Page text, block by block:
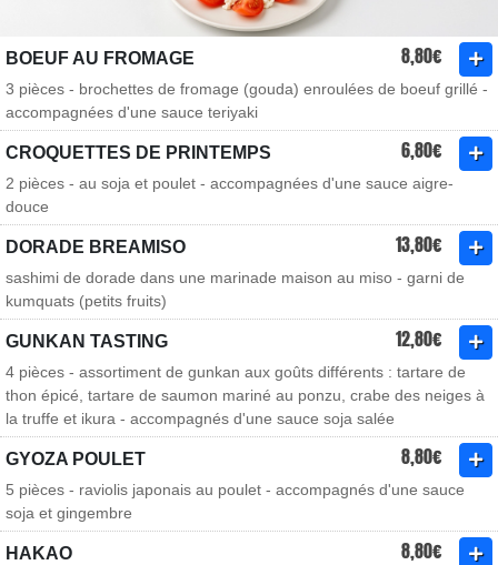
BOEUF AU FROMAGE 8,80€
3 pièces - brochettes de fromage (gouda) enroulées de boeuf grillé -
accompagnées d'une sauce teriyaki
CROQUETTES DE PRINTEMPS 6,80€
2 pièces - au soja et poulet - accompagnées d'une sauce aigre-
douce
DORADE BREAMISO 13,80€
sashimi de dorade dans une marinade maison au miso - garni de
kumquats (petits fruits)
GUNKAN TASTING 12,80€
4 pièces - assortiment de gunkan aux goûts différents : tartare de
thon épicé, tartare de saumon mariné au ponzu, crabe des neiges à
la truffe et ikura - accompagnés d'une sauce soja salée
GYOZA POULET 8,80€
5 pièces - raviolis japonais au poulet - accompagnés d'une sauce
soja et gingembre
HAKAO 8,80€